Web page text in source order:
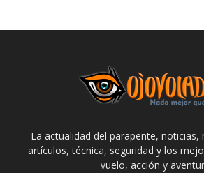
La actualidad del parapente, noticias,
artículos, técnica, seguridad y los
vuelo, acción y